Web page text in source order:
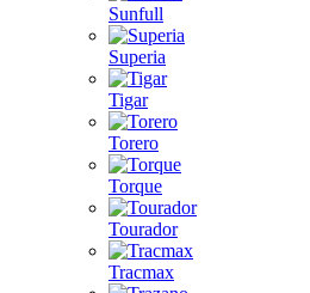
Sunfull
Superia
Tigar
Torero
Torque
Tourador
Tracmax